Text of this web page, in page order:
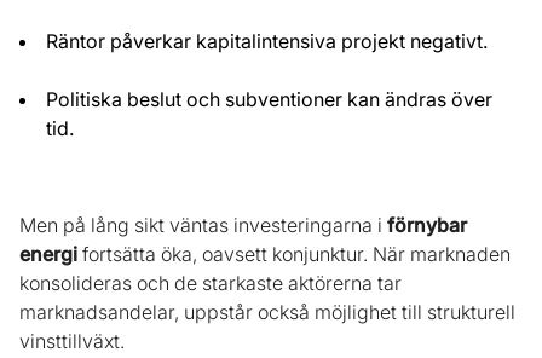
Räntor påverkar kapitalintensiva projekt negativt.
Politiska beslut och subventioner kan ändras över
tid.
Men på lång sikt väntas investeringarna i förnybar
energi fortsätta öka, oavsett konjunktur. När marknaden
konsolideras och de starkaste aktörerna tar
marknadsandelar, uppstår också möjlighet till strukturell
vinsttillväxt.